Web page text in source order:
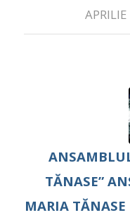
TĂNASE”
MARIA TĂNASE